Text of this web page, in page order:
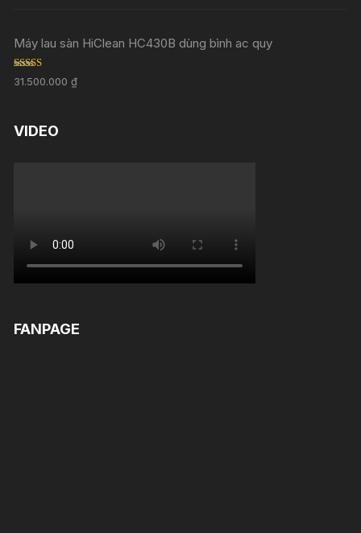
Máy lau sàn HiClean HC430B dùng bình ac quy
Rated5.00
out of 5
31.500.000₫
VIDEO
FANPAGE